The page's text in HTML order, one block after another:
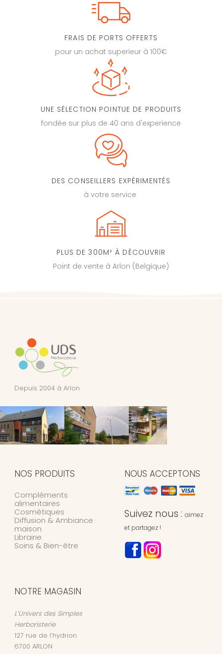
FRAIS DE PORTS OFFERTS
pour un achat superieur à 100€
UNE SÉLECTION POINTUE DE PRODUITS
fondée sur plus de 40 ans d'experience
DES CONSEILLERS EXPÉRIMENTÉS
à votre service
PLUS DE 300M² À DÉCOUVRIR
Point de vente à Arlon (Belgique)
Depuis 2004 à Arlon
NOS PRODUITS
Compléments
alimentaires
Cosmétiques
Diffusion & Ambiance
maison
Librairie
Soins & Bien-être
NOUS ACCEPTONS
Suivez nous : aimez
et partagez !
NOTRE MAGASIN
L’Univers des Simples
Herboristerie
127 rue de l’hydrion
6700 ARLON